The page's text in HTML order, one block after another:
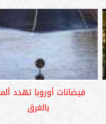
فيضانات أوروبا تهدد
بالغرق